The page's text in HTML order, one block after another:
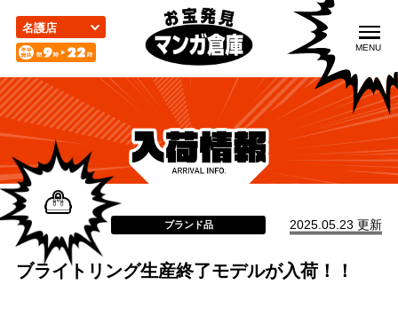
ジ
の
先
頭
す
MENU
入荷情報 取扱品目 買取のご案内
店舗案内 お問い合わせ
名護店
ブランド品 2025.05.23 更新
ブライトリング生産終了モデルが入荷！！